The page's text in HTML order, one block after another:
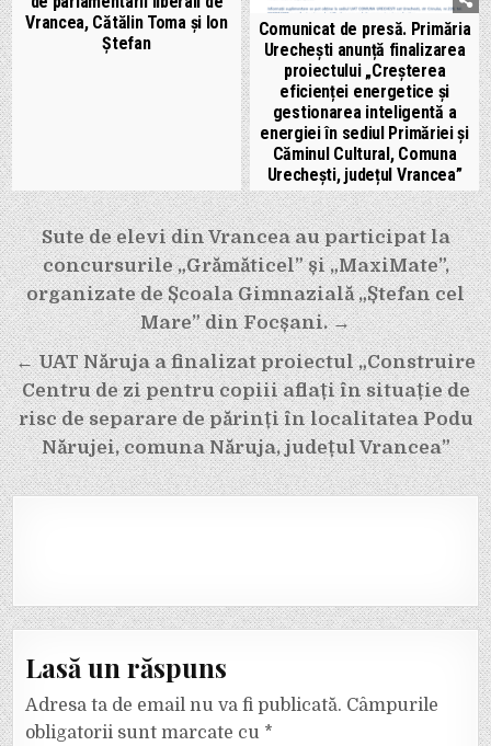
Vrancea, Cătălin Toma și Ion
Ștefan
Comunicat de presă. Primăria
Urechești anunță finalizarea
proiectului „Creșterea
eficienței energetice și
gestionarea inteligentă a
energiei în sediul Primăriei și
Căminul Cultural, Comuna
Urechești, județul Vrancea”
Navigare
în
articole
Sute de elevi din Vrancea au participat la
concursurile „Grămăticel” și „MaxiMate”,
organizate de Școala Gimnazială „Ștefan cel
Mare” din Focșani. →
← UAT Năruja a finalizat proiectul „Construire
Centru de zi pentru copiii aflați în situație de
risc de separare de părinți în localitatea Podu
Nărujei, comuna Năruja, județul Vrancea”
Lasă un răspuns
Adresa ta de email nu va fi publicată. Câmpurile
obligatorii sunt marcate cu *